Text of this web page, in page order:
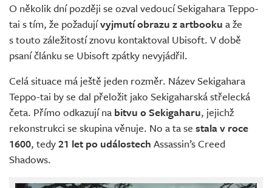
O několik dní později se ozval vedoucí Sekigahara Teppo-
tai s tím, že požadujívyjmutí obrazu z artbooku a že
s touto záležitostí znovu kontaktoval Ubisoft. V době
psaní článku se Ubisoft zpátky nevyjádřil.
Celá situace má ještě jeden rozměr. Název Sekigahara
Teppo-tai by se dal přeložit jako Sekigaharská střelecká
četa. Přímo odkazují na bitvu o Sekigaharu, jejichž
rekonstrukci se skupina věnuje. No a ta se stala v roce
1600, tedy21 let po událostech Assassin’s Creed
Shadows.